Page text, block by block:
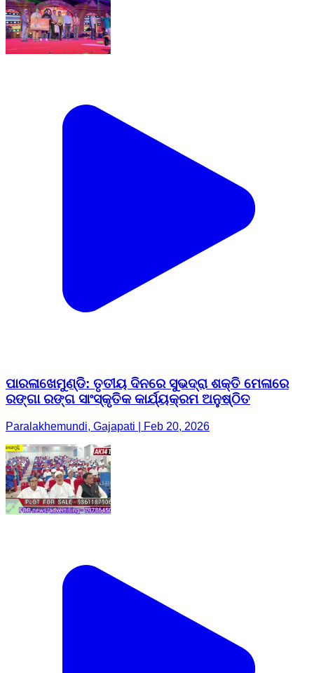
ପାରଳାଖେମୁଣ୍ଡି: ତୃତୀୟ ଦିନରେ ସୁଭଦ୍ରା ଶକ୍ତି ମେଳାରେ
ରଙ୍ଗା ରଙ୍ଗ ସାଂସ୍କୃତିକ କାର୍ଯ୍ୟକ୍ରମ ଅନୁଷ୍ଠିତ
Paralakhemundi, Gajapati | Feb 20, 2026